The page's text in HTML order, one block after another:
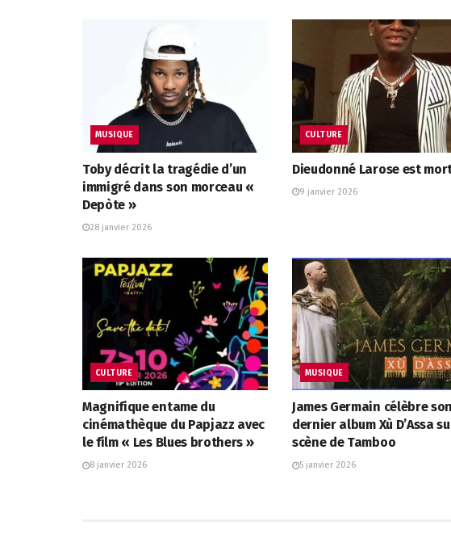
MUSIQUE
Toby décrit la tragédie d’un
immigré dans son morceau «
Depòte »
28 janvier 2026
CULTURE
Dieudonné Larose est
9 janvier 2026
CULTURE
Magnifique entame du
cinémathèque du Papjazz avec
le film « Les Blues brothers »
8 janvier 2026
MUSIQUE
James Germain célèbre son
dernier album Xù D’Assa
scène de Tamboo
5 janvier 2026